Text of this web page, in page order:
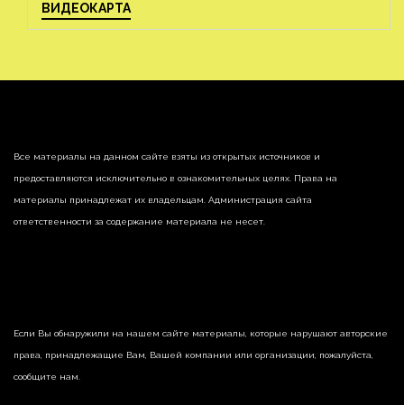
ВИДЕОКАРТА
Все материалы на данном сайте взяты из открытых источников и
предоставляются исключительно в ознакомительных целях. Права на
материалы принадлежат их владельцам. Администрация сайта
ответственности за содержание материала не несет.
Если Вы обнаружили на нашем сайте материалы, которые нарушают авторские
права, принадлежащие Вам, Вашей компании или организации, пожалуйста,
сообщите нам.